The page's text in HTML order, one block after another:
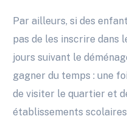
Par ailleurs, si des
pas de les inscrire dans
jours suivant le
gagner du temps : une
de visiter le quartier et
établissements